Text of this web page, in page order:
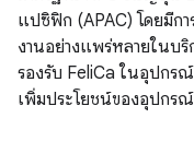
แปซิฟิก (APAC) โดยมีก
งานอย่างแพร่หลายในบริ
รองรับ FeliCa ในอุปกร
เพิ่มประโยชน์ของอุปกรณ์